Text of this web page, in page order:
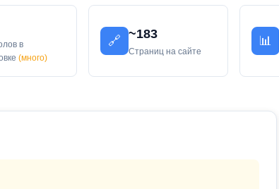
в
(много)
🔗
~183
Страниц на сайте
📊